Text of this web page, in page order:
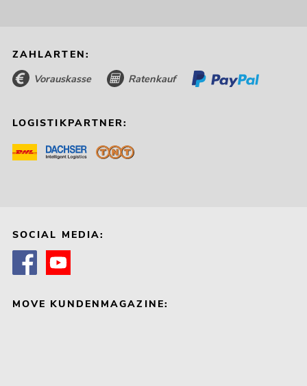
ZAHLARTEN:
Vorauskasse Ratenkauf
LOGISTIKPARTNER:
SOCIAL MEDIA:
MOVE KUNDENMAGAZINE: